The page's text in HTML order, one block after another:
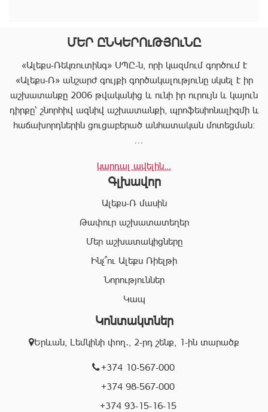
ՄԵՐ ԸՆԿԵՐՈւԹՅՈւՆԸ
«Ալեքս-Ռեկռուտինգ» ՍՊԸ-ն, որի կազմում գործում է
«Ալեքս-Ռ» անշարժ գույքի գործակալությունը սկսել է իր
աշխատանքը 2006 թվականից և ունի իր ուրույն և կայուն
դիրքը՝ շնորհիվ ազնիվ աշխատանքի, պրոֆեսիոնալիզմի և
հաճախորդներին ցուցաբերած անհատական մոտեցման:
ամբողջական փաթեթ, որը թույլ է տալիս հաճախորդին
արագ իրագործել ցանկացած գործարք անշարժ գույքի
ոլորտում:
շնորհիվ՝ «Ալեքս-Ռ» ընկերության պրոֆեսիոնալ
անձնակազմը Ձեզ կօգնի իրականացնել շահավետ
գործարքներ՝ ապահովելով գործարքի գաղտնիությունը, և
զերծ մնալ գործարքի ընթացքում բարձր ռիսկերից՝
«Ալեքս-Ռ» ընկերության իրավաբանական բաժնի
աշխատակիցները կապահովեն Ձեր գործարքների
օրինականությունը, փաստաթղթերի ճշտությունը և
ծագած ցանկացած խնդիրների արագ և որակյալ
կարդալ ավելին...
Գլխավոր
Ալեքս-Ռ մասին
Թափուր աշխատատեղեր
Մեր աշխատակիցները
Ինչ՞ու Ալեքս Ռիելթի
Նորություններ
Կապ
Կոնտակտներ
Երևան, Լեմկինի փող․, 2-րդ շենք, 1-ին տարածք
+374 10-567-000
+374 98-567-000
+374 93-15-16-15